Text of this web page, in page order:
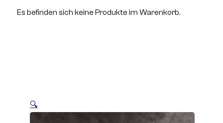
Es befinden sich keine Produkte im Warenkorb.
🔍